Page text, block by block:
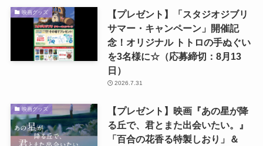
映画グッズ
【プレゼント】「スタジオジブリ
サマー・キャンペーン」開催記
念！オリジナル トトロの手ぬぐい
を3名様に☆（応募締切：8月13
日）
2026.7.31
映画グッズ
【プレゼント】映画『あの星が降
る丘で、君とまた出会いたい。』
「百合の花香る特製しおり」＆